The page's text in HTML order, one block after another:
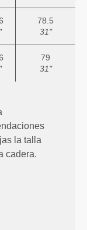
78.5
31"
79
31"
la talla
cadera.